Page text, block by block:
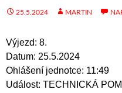
25.5.2024 MARTIN
Výjezd: 8.
Datum: 25.5.2024
Ohlášení jednotce: 11:49
Událost: TECHNICKÁ